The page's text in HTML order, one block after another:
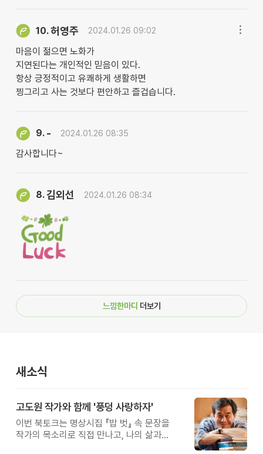
10.허영주 2024.01.26 09:02
마음이 젊으면 노화가
지연된다는 개인적인 믿음이 있다.
항상 긍정적이고 유쾌하게 생활하면
찡그리고 사는 것보다 편안하고 즐겁습니다.
9. - 2024.01.26 08:35
감사합니다~
8.김외선 2024.01.26 08:34
느낌한마디 더보기
새소식
고도원 작가와 함께 '풍덩 사랑하자'
이번 북토크는 명상시집 『밥 벗』 속 문장을
작가의 목소리로 직접 만나고, 나의 삶과